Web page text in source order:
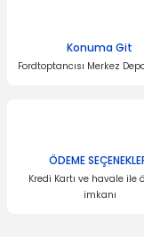
Ürün resmi
Bu ürüne benzer
Konuma Git
Fordtoptancısı Merkez
ÖDEME
Kredi Kartı ve havale ile
imkanı